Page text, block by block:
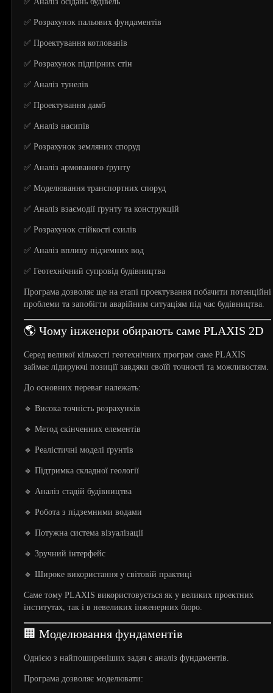
✅ Розрахунок пальових фундаментів
✅ Проектування котлованів
✅ Розрахунок підпірних стін
✅ Аналіз тунелів
✅ Проектування дамб
✅ Аналіз насипів
✅ Розрахунок земляних споруд
✅ Аналіз армованого ґрунту
✅ Моделювання транспортних споруд
✅ Аналіз взаємодії ґрунту та конструкцій
✅ Розрахунок стійкості схилів
✅ Аналіз впливу підземних вод
✅ Геотехнічний супровід будівництва
Програма дозволяє ще на етапі проектування побачити потенційні
проблеми та запобігти аварійним ситуаціям під час будівництва.
🌎 Чому інженери обирають саме PLAXIS 2D
Серед великої кількості геотехнічних програм саме PLAXIS
займає лідируючі позиції завдяки своїй точності та можливостям.
До основних переваг належать:
🔹 Висока точність розрахунків
🔹 Метод скінченних елементів
🔹 Реалістичні моделі ґрунтів
🔹 Підтримка складної геології
🔹 Аналіз стадій будівництва
🔹 Робота з підземними водами
🔹 Потужна система візуалізації
🔹 Зручний інтерфейс
🔹 Широке використання у світовій практиці
Саме тому PLAXIS використовується як у великих проектних
інститутах, так і в невеликих інженерних бюро.
🏢 Моделювання фундаментів
Однією з найпоширеніших задач є аналіз фундаментів.
Програма дозволяє моделювати: